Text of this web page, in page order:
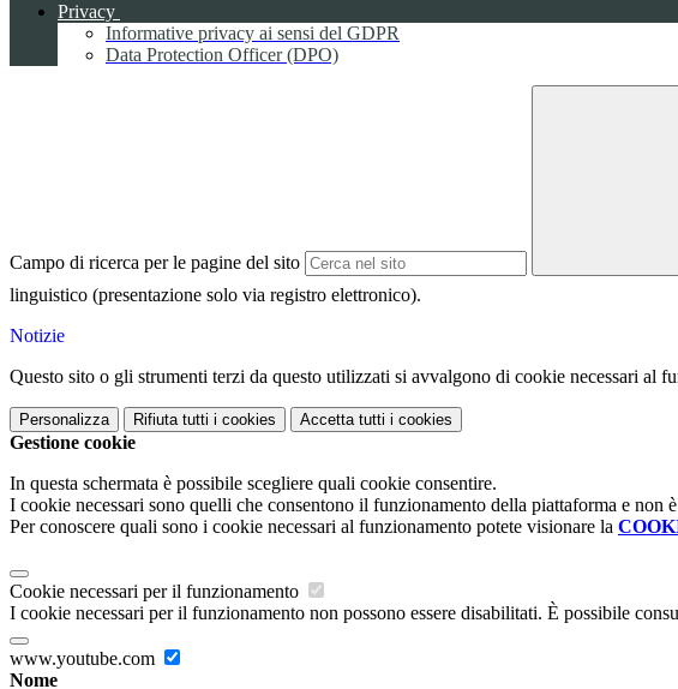
Privacy
Informative privacy ai sensi del GDPR
Data Protection Officer (DPO)
Campo di ricerca per le pagine del sito
linguistico (presentazione solo via registro elettronico).
Notizie
Questo sito o gli strumenti terzi da questo utilizzati si avvalgono di cookie necessari al
Personalizza Rifiuta tutti i cookies Accetta tutti i cookies
Gestione cookie
In questa schermata è possibile scegliere quali cookie consentire.
I cookie necessari sono quelli che consentono il funzionamento della piattaforma e non
Per conoscere quali sono i cookie necessari al funzionamento potete visionare la
Cookie necessari per il funzionamento
I cookie necessari per il funzionamento non possono essere disabilitati. È possibile
www.youtube.com
Nome